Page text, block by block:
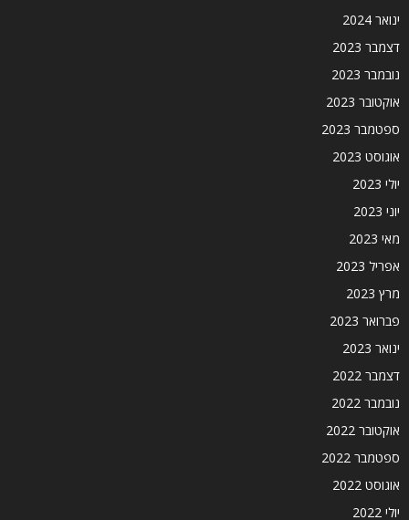
ינואר 2024
דצמבר 2023
נובמבר 2023
אוקטובר 2023
ספטמבר 2023
אוגוסט 2023
יולי 2023
יוני 2023
מאי 2023
אפריל 2023
מרץ 2023
פברואר 2023
ינואר 2023
דצמבר 2022
נובמבר 2022
אוקטובר 2022
ספטמבר 2022
אוגוסט 2022
יולי 2022